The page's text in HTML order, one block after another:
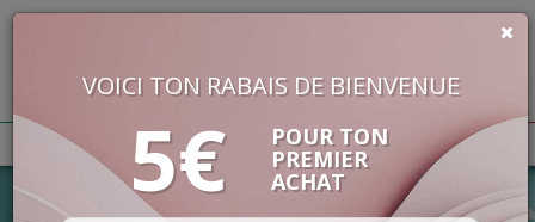
€
VOICI TON RABAIS DE BIENVENUE
5€ POUR TON
PREMIER
ACHAT